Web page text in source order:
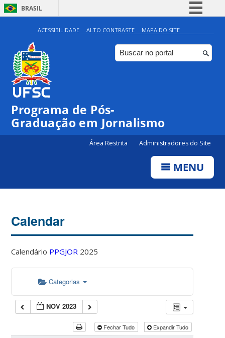
BRASIL
Simplifique!
Comunica BR
Participe
ACESSIBILIDADE ALTO CONTRASTE MAPA DO SITE
Programa de Pós-
Graduação em Jornalismo
Área Restrita Administradores do Site
MENU
Calendar
Calendário PPGJOR 2025
Categorias
NOV 2023
Fechar Tudo Expandir Tudo